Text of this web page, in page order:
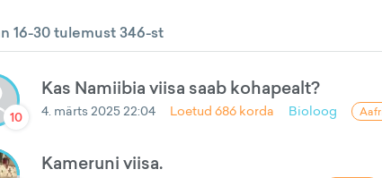
16-30 tulemust 346-st
10
Kas Namiibia viisa saab kohapealt?
4. märts 2025 22:04 Loetud686 korda Bioloog
Kameruni viisa.